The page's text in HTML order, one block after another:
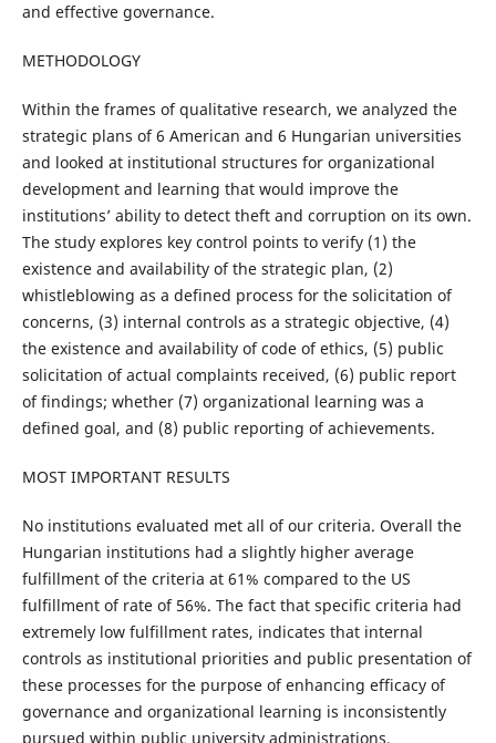
and effective governance.
METHODOLOGY
Within the frames of qualitative research, we analyzed the
strategic plans of 6 American and 6 Hungarian universities
and looked at institutional structures for organizational
development and learning that would improve the
institutions’ ability to detect theft and corruption on its own.
The study explores key control points to verify (1) the
existence and availability of the strategic plan, (2)
whistleblowing as a defined process for the solicitation of
concerns, (3) internal controls as a strategic objective, (4)
the existence and availability of code of ethics, (5) public
solicitation of actual complaints received, (6) public report
of findings; whether (7) organizational learning was a
defined goal, and (8) public reporting of achievements.
MOST IMPORTANT RESULTS
No institutions evaluated met all of our criteria. Overall the
Hungarian institutions had a slightly higher average
fulfillment of the criteria at 61% compared to the US
fulfillment of rate of 56%. The fact that specific criteria had
extremely low fulfillment rates, indicates that internal
controls as institutional priorities and public presentation of
these processes for the purpose of enhancing efficacy of
governance and organizational learning is inconsistently
pursued within public university administrations.